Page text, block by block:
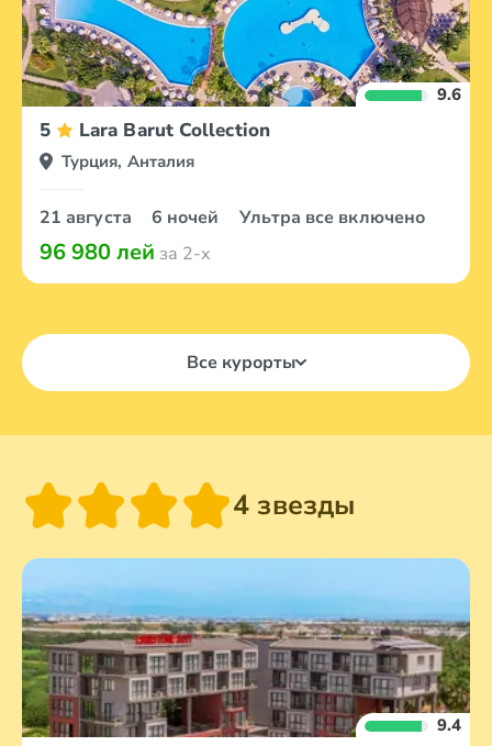
9.6
5 Lara Barut Collection
Турция, Анталия
21 августа 6 ночей Ультра все включено
96 980 лей за 2-х
Все курорты
4 звезды
9.4